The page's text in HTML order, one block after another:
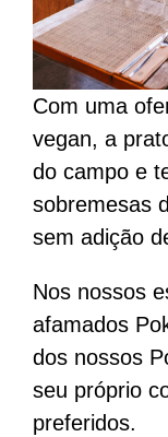
Com uma
vegan, a
do campo e
sobremesas
sem adição
Nos nossos
afamados
dos nossos
seu próprio
preferidos.